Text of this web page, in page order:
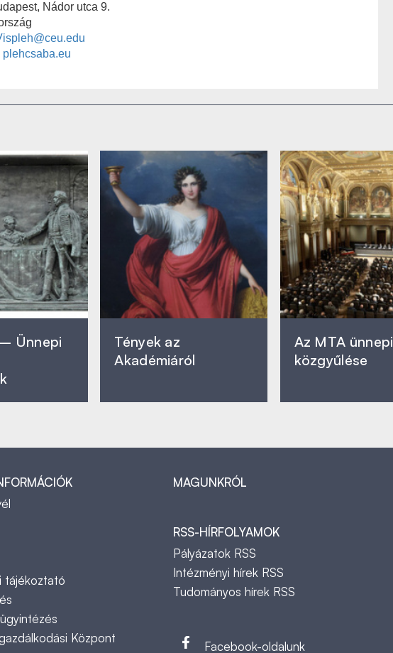
Nádor utca 9.
plehcsaba.eu
Ünnepi
Tények az
Akadémiáról
Az MTA ünnepi
közgyűlése
tájékoztató
Központ
MAGUNKRÓL
RSS-HÍRFOLYAMOK
Pályázatok RSS
Intézményi hírek RSS
Tudományos hírek RSS
Facebook-oldalunk